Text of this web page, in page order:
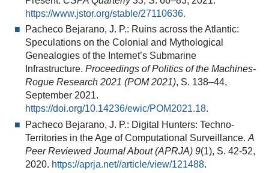
https://www.jstor.org/stable/27110636.
Pacheco Bejarano, J. P.: Ruins across the Atlantic:
Speculations on the Colonial and Mythological
Genealogies of the Internet’s Submarine
Infrastructure. Proceedings of Politics of the Machines-
Rogue Research 2021 (POM 2021), S. 138–44,
September 2021.
https://doi.org/10.14236/ewic/POM2021.18.
Pacheco Bejarano, J. P.: Digital Hunters: Techno-
Territories in the Age of Computational Surveillance. A
Peer Reviewed Journal About (APRJA) 9(1), S. 42-52,
2020. https://aprja.net//article/view/121488.